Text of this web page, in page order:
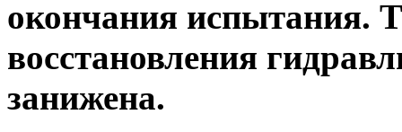
окончания испытания.
восстановления
занижена.